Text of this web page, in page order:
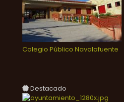
Colegio Público Navalafuente
Destacado